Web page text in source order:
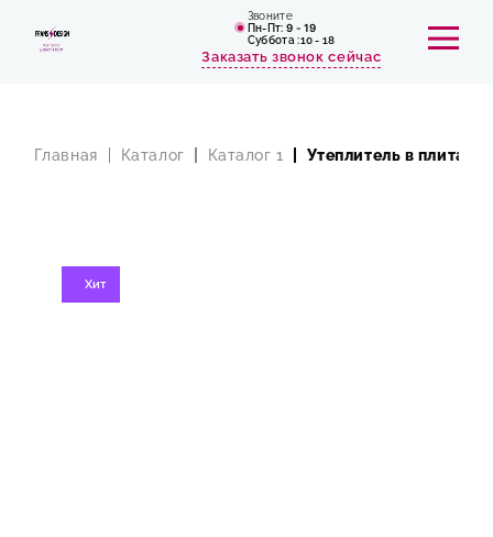
Звоните
Пн-Пт: 9 - 19
Cуббота :10 - 18
Заказать звонок сейчас
ГЛАВНАЯ СТРАНИЦА
ОТЗЫВЫ
Главная Каталог Каталог 1 Утеплитель в
Хит